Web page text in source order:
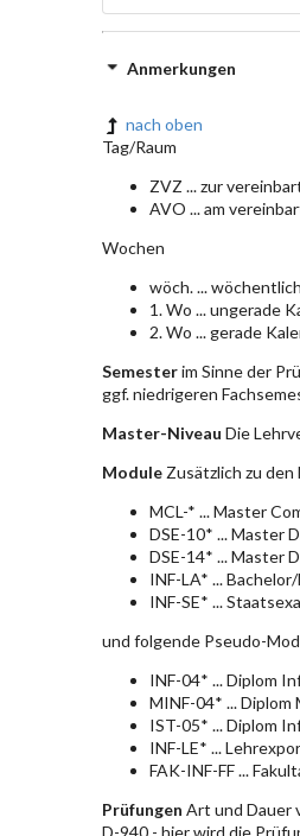
Anmerkungen
nach oben
Tag/Raum
ZVZ ... zur
AVO ... am
Wochen
wöch. ... wöchentlich
1. Wo ... ungerade
2. Wo ... gerade
Semesterim Sinne der
ggf. niedrigeren
Master-Niveau Die
ModuleZusätzlich zu den
MCL-* ... Master
DSE-10* ... Master
DSE-14* ... Master
INF-LA* ...
INF-SE* ...
und folgende Pseudo-
INF-04* ... Diplom
MINF-04* ...
IST-05* ... Diplom
INF-LE* ...
FAK-INF-FF ...
Prüfungen Art und Dauer
D-940 - hier wird die